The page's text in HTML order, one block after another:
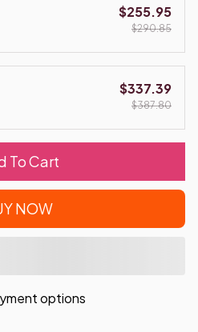
$255.95
$290.85
$337.39
$387.80
To Cart
NOW
options